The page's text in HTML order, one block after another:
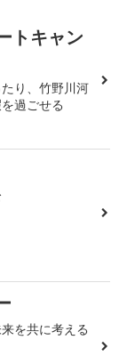
トキャン
り、竹野川河
過ごせる
を共に考える